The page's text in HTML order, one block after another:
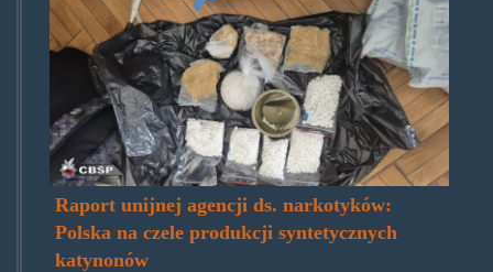
Raport unijnej agencji ds. narkotyków:
Polska na czele produkcji syntetycznych
katynonów